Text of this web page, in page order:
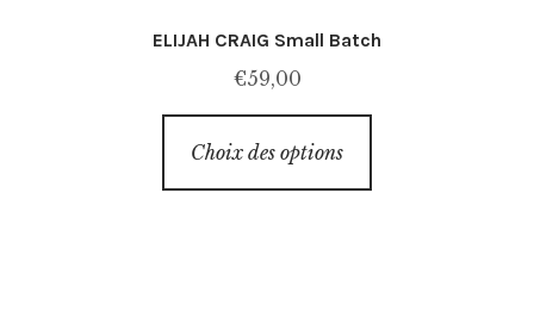
ELIJAH CRAIG Small Batch
€59,00
Choix des options
a